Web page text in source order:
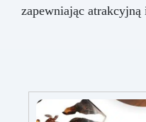
zapewniając atrakcyjną